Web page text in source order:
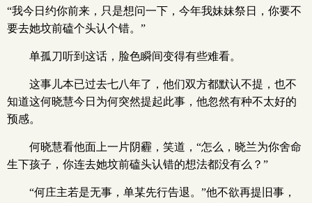
“我今日约你前来，只是想问一下，今年我妹妹祭日，你要不
要去她坟前磕个头认个错。”
单孤刀听到这话，脸色瞬间变得有些难看。
这事儿本已过去七八年了，他们双方都默认不提，也不
知道这何晓慧今日为何突然提起此事，他忽然有种不太好的
预感。
何晓慧看他面上一片阴霾，笑道，“怎么，晓兰为你舍命
生下孩子，你连去她坟前磕头认错的想法都没有么？”
“何庄主若是无事，单某先行告退。”他不欲再提旧事，